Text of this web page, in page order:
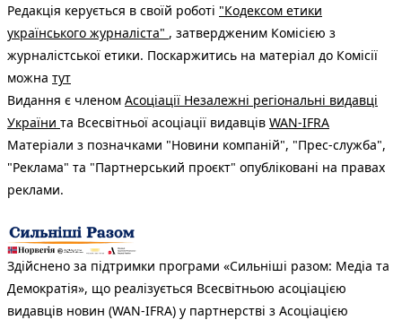
Редакція керується в своїй роботі "Кодексом етики
українського журналіста" , затвердженим Комісією з
журналістської етики. Поскаржитись на матеріал до Комісії
можна тут
Видання є членом Асоціації Незалежні регіональні видавці
України та Всесвітньої асоціації видавців WAN-IFRA
Матеріали з позначками "Новини компаній", "Прес-служба",
"Реклама" та "Партнерський проєкт" опубліковані на правах
реклами.
Здійснено за підтримки програми «Сильніші разом: Медіа та
Демократія», що реалізується Всесвітньою асоціацією
видавців новин (WAN-IFRA) у партнерстві з Асоціацією